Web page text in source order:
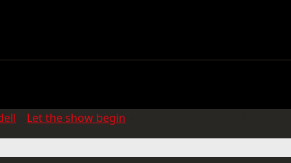
Let the show begin